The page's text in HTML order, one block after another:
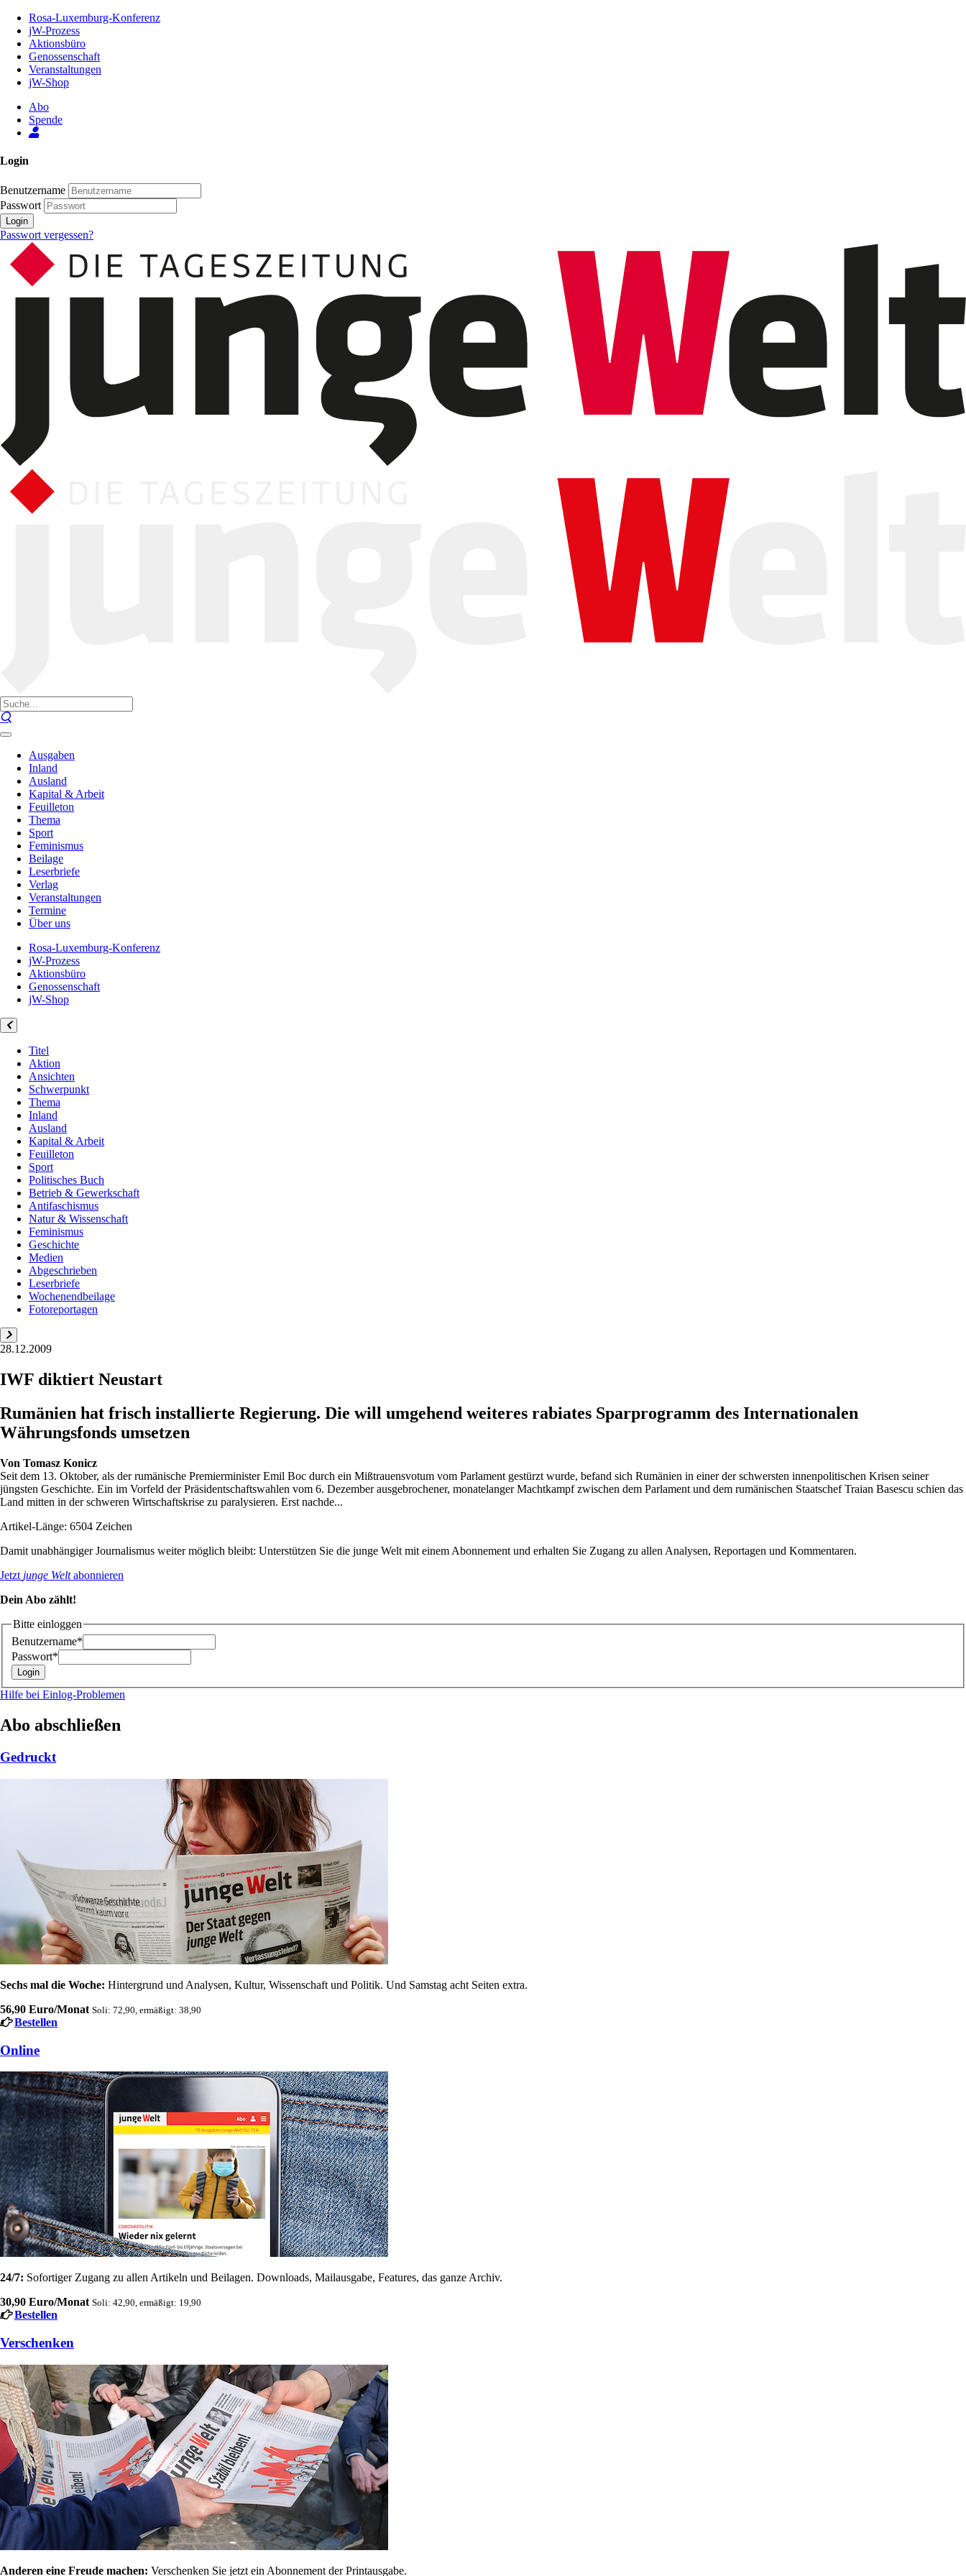
Inhalt
Seite
Rosa-Luxemburg-Konferenz
jW-Prozess
Aktionsbüro
Genossenschaft
Veranstaltungen
jW-Shop
Abo
Spende
Login
Benutzername
Passwort
Login
Passwort vergessen?
Ausgaben
Inland
Ausland
Kapital & Arbeit
Feuilleton
Thema
Sport
Feminismus
Beilage
Leserbriefe
Verlag
Veranstaltungen
Termine
Über uns
Rosa-Luxemburg-Konferenz
jW-Prozess
Aktionsbüro
Genossenschaft
jW-Shop
Titel
Aktion
Ansichten
Schwerpunkt
Thema
Inland
Ausland
Kapital & Arbeit
Feuilleton
Sport
Politisches Buch
Betrieb & Gewerkschaft
Antifaschismus
Natur & Wissenschaft
Feminismus
Geschichte
Medien
Abgeschrieben
Leserbriefe
Wochenendbeilage
Fotoreportagen
28.12.2009
IWF diktiert Neustart
Rumänien hat frisch installierte Regierung. Die will umgehend weiteres rabiates Sparprogramm des Internationalen
Währungsfonds umsetzen
Von Tomasz Konicz
Seit dem 13. Oktober, als der rumänische Premierminister Emil Boc durch ein Mißtrauensvotum vom Parlament gestürzt wurde, befand sich Rumänien in einer der schwersten innenpolitischen Krisen seiner
jüngsten Geschichte. Ein im Vorfeld der Präsidentschaftswahlen vom 6. Dezember ausgebrochener, monatelanger Machtkampf zwischen dem Parlament und dem rumänischen Staatschef Traian Basescu schien das
Land mitten in der schweren Wirtschaftskrise zu paralysieren. Erst nachde...
Artikel-Länge: 6504 Zeichen
Damit unabhängiger Journalismus weiter möglich bleibt: Unterstützen Sie die junge Welt mit einem Abonnement und erhalten Sie Zugang zu allen Analysen, Reportagen und Kommentaren.
Jetzt junge Weltabonnieren
Dein Abo zählt!
Bitte einloggen
Benutzername*
Passwort*
Hilfe bei Einlog-Problemen
Abo abschließen
Gedruckt
Sechs mal die Woche: Hintergrund und Analysen, Kultur, Wissenschaft und Politik. Und Samstag acht Seiten extra.
56,90 Euro/Monat Soli: 72,90, ermäßigt: 38,90
Bestellen
Online
24/7: Sofortiger Zugang zu allen Artikeln und Beilagen. Downloads, Mailausgabe, Features, das ganze Archiv.
30,90 Euro/Monat Soli: 42,90, ermäßigt: 19,90
Bestellen
Verschenken
Anderen eine Freude machen: Verschenken Sie jetzt ein Abonnement der Printausgabe.